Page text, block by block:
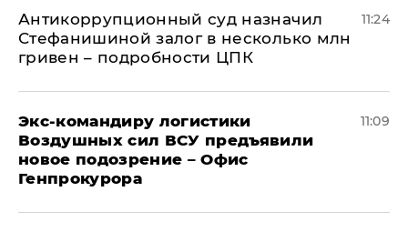
Антикоррупционный суд назначил
Стефанишиной залог в несколько млн
гривен – подробности ЦПК
11:24
Экс-командиру логистики
Воздушных сил ВСУ предъявили
новое подозрение – Офис
Генпрокурора
11:09